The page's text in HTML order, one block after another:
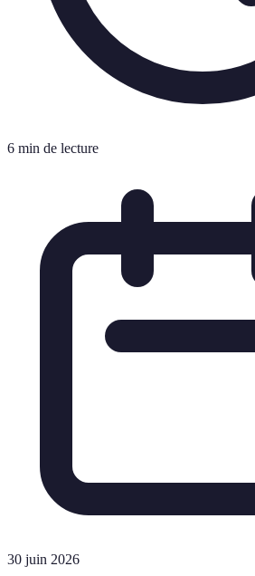
6 min de lecture
30 juin 2026